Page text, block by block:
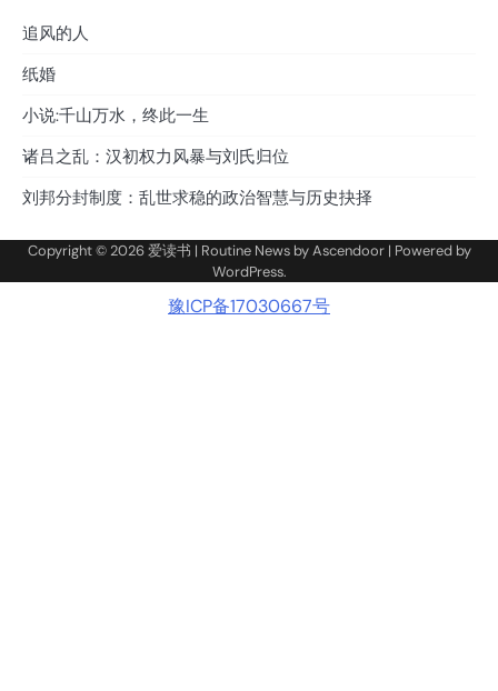
追风的人
纸婚
小说:千山万水，终此一生
诸吕之乱：汉初权力风暴与刘氏归位
刘邦分封制度：乱世求稳的政治智慧与历史抉择
Copyright © 2026爱读书 | Routine News byAscendoor| Powered by
WordPress.
豫ICP备17030667号